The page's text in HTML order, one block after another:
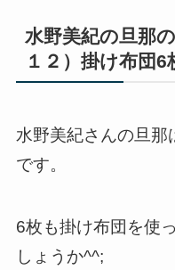
水野美紀の旦那
１２）掛け布団6
水野美紀さんの旦那
です。
6枚も掛け布団を使
しょうか^^;